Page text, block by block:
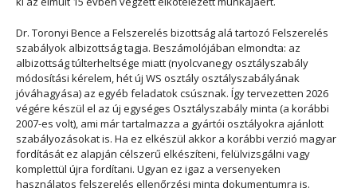
Dr. Toronyi Bence a Felszerelés bizottság alá tartozó Felszerelés
szabályok albizottság tagja. Beszámolójában elmondta: az
albizottság túlterheltsége miatt (nyolcvanegy osztályszabály
módosítási kérelem, hét új WS osztály osztályszabályának
jóváhagyása) az egyéb feladatok csúsznak. Így tervezetten 2026
végére készül el az új egységes Osztályszabály minta (a korábbi
2007-es volt), ami már tartalmazza a gyártói osztályokra ajánlott
szabályozásokat is. Ha ez elkészül akkor a korábbi verzió magyar
fordítását ez alapján célszerű elkészíteni, felülvizsgálni vagy
komplettül újra fordítani. Ugyan ez igaz a versenyeken
használatos felszerelés ellenőrzési minta dokumentumra is.